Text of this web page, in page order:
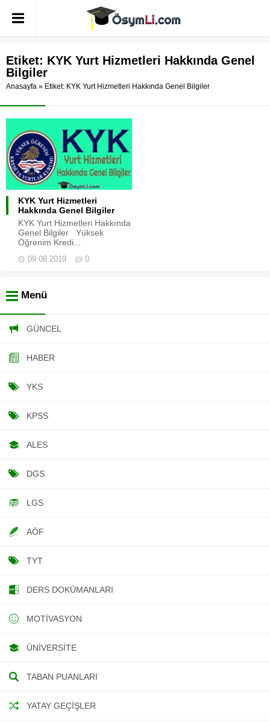
Etiket: KYK Yurt Hizmetleri Hakkında Genel
Bilgiler
Anasayfa » Etiket: KYK Yurt Hizmetleri Hakkında Genel Bilgiler
KYK Yurt Hizmetleri
Hakkında Genel Bilgiler
KYK Yurt Hizmetleri Hakkında
Genel Bilgiler Yüksek
Öğrenim Kredi...
09.08.2019 0
Menü
GÜNCEL
HABER
YKS
KPSS
ALES
DGS
LGS
AÖF
TYT
DERS DOKÜMANLARI
MOTIVASYON
ÜNIVERSITE
TABAN PUANLARI
YATAY GEÇIŞLER